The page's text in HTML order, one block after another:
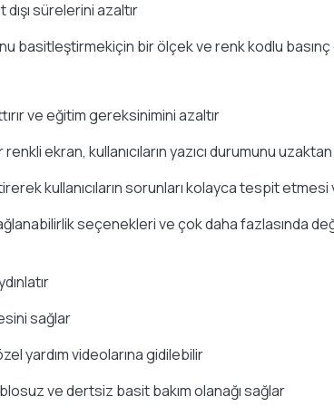
sürelerini azaltır
basitleştirmekiçin bir ölçek ve renk kodlu
ve eğitim gereksinimini azaltır
ekran, kullanıcıların yazıcı durumunu
kullanıcıların sorunları kolayca tespit
seçenekleri ve çok daha fazlasında
sağlar
yardım videolarına gidilebilir
ve dertsiz basit bakım olanağı sağlar